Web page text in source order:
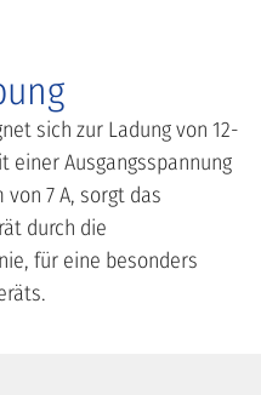
sich zur Ladung von 12-
einer Ausgangsspannung
7 A, sorgt das
durch die
für eine besonders